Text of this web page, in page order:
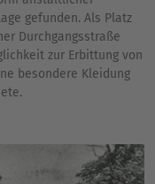
gefunden. Als Platz
Durchgangsstraße
zur Erbittung von
besondere Kleidung